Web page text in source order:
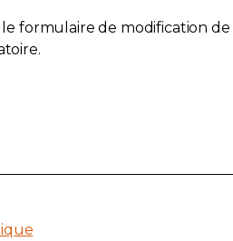
le formulaire de modification